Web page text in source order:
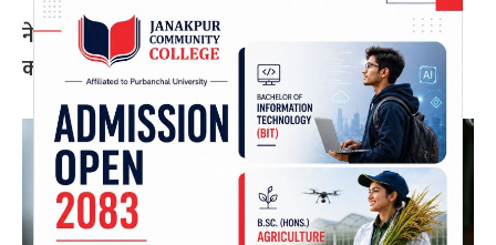
नेपाल प्रिमियर लिग : हरमित सिंह जनकपुर बोल्ट्सको
कप्तान